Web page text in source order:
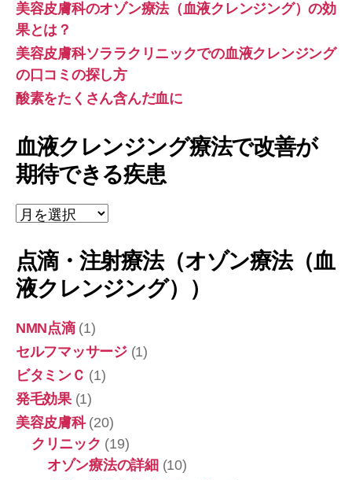
美容皮膚科のオゾン療法（血液クレンジング）の効
果とは？
美容皮膚科ソララクリニックでの血液クレンジング
の口コミの探し方
酸素をたくさん含んだ血に
血液クレンジング療法で改善が
期待できる疾患
血
液
レ
ン
ジ
グ
療
法
で
改
善
が
点滴・注射療法（オゾン療法（血
液クレンジング））
NMN点滴(1)
セルフマッサージ(1)
ビタミンＣ (1)
発毛効果(1)
美容皮膚科(20)
クリニック (19)
オゾン療法の詳細 (10)